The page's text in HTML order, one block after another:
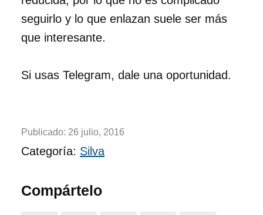
seguirlo y lo que enlazan suele ser más
que interesante.
Si usas Telegram, dale una oportunidad.
Publicado: 26 julio, 2016
Categoría: Silva
Compártelo